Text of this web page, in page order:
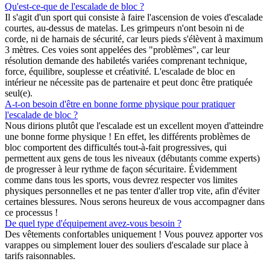
Qu'est-ce-que de l'escalade de bloc ?
Il s'agit d'un sport qui consiste à faire l'ascension de voies d'escalade
courtes, au-dessus de matelas. Les grimpeurs n'ont besoin ni de
corde, ni de harnais de sécurité, car leurs pieds s'élèvent à maximum
3 mètres. Ces voies sont appelées des "problèmes", car leur
résolution demande des habiletés variées comprenant technique,
force, équilibre, souplesse et créativité. L'escalade de bloc en
intérieur ne nécessite pas de partenaire et peut donc être pratiquée
seul(e).
A-t-on besoin d'être en bonne forme physique pour pratiquer
l'escalade de bloc ?
Nous dirions plutôt que l'escalade est un excellent moyen d'atteindre
une bonne forme physique ! En effet, les différents problèmes de
bloc comportent des difficultés tout-à-fait progressives, qui
permettent aux gens de tous les niveaux (débutants comme experts)
de progresser à leur rythme de façon sécuritaire. Évidemment
comme dans tous les sports, vous devrez respecter vos limites
physiques personnelles et ne pas tenter d'aller trop vite, afin d'éviter
certaines blessures. Nous serons heureux de vous accompagner dans
ce processus !
De quel type d'équipement avez-vous besoin ?
Des vêtements confortables uniquement ! Vous pouvez apporter vos
varappes ou simplement louer des souliers d'escalade sur place à
tarifs raisonnables.